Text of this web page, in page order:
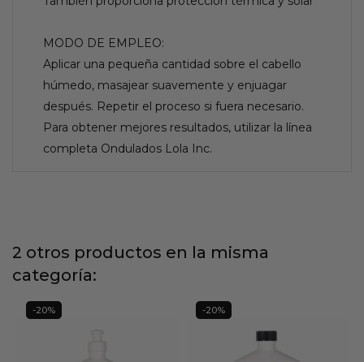
MODO DE EMPLEO:
Aplicar una pequeña cantidad sobre el cabello
húmedo, masajear suavemente y enjuagar
después. Repetir el proceso si fuera necesario.
Para obtener mejores resultados, utilizar la línea
completa Ondulados Lola Inc.
2 otros productos en la misma
categoría:
-20% -20%